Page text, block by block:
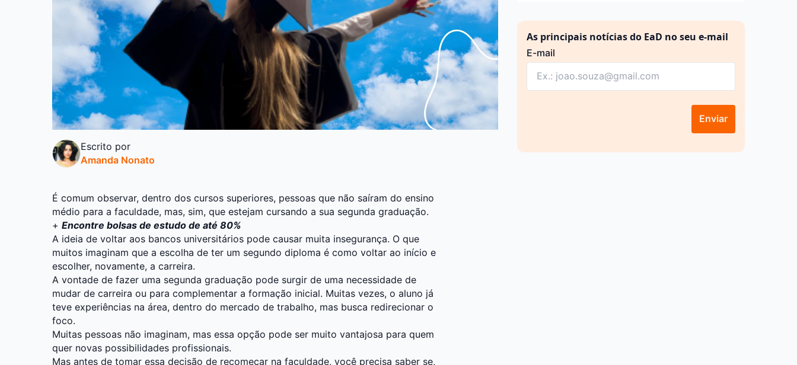
Escrito por
Amanda Nonato
É comum observar, dentro dos cursos superiores, pessoas que não saíram do ensino
médio para a faculdade, mas, sim, que estejam cursando a sua segunda graduação.
+ Encontre bolsas de estudo de até 80%
A ideia de voltar aos bancos universitários pode causar muita insegurança. O que
muitos imaginam que a escolha de ter um segundo diploma é como voltar ao início e
escolher, novamente, a carreira.
A vontade de fazer uma segunda graduação pode surgir de uma necessidade de
mudar de carreira ou para complementar a formação inicial. Muitas vezes, o aluno já
teve experiências na área, dentro do mercado de trabalho, mas busca redirecionar o
foco.
Muitas pessoas não imaginam, mas essa opção pode ser muito vantajosa para quem
quer novas possibilidades profissionais.
Mas antes de tomar essa decisão de recomeçar na faculdade, você precisa saber se,
As principais notícias do EaD no seu e-mail
E-mail
Enviar